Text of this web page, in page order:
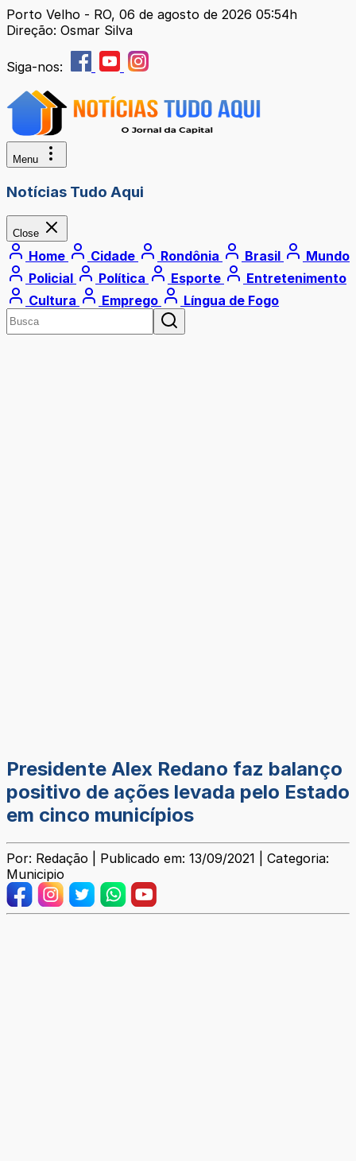
Porto Velho - RO, 06 de agosto de 2026 05:54h
Direção: Osmar Silva
Siga-nos:
Menu
Notícias Tudo Aqui
Close
Home Cidade Rondônia Brasil
Mundo
Policial
Política Esporte
Entretenimento
Cultura
Emprego Língua de Fogo
Presidente Alex Redano faz balanço
positivo de ações levada pelo Estado
em cinco municípios
Por: Redação | Publicado em: 13/09/2021 | Categoria:
Municipio